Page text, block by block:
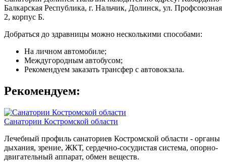
Балкарская Республика, г. Нальчик, Долинск, ул. Профсоюзная
2, корпус Б.
Добраться до здравницы можно несколькими способами:
На личном автомобиле;
Междугородным автобусом;
Рекомендуем заказать трансфер с автовокзала.
Рекомендуем:
Санатории Костромской области
Лечебный профиль санаториев Костромской области - органы
дыхания, зрение, ЖКТ, сердечно-сосудистая система, опорно-
двигательный аппарат, обмен веществ.